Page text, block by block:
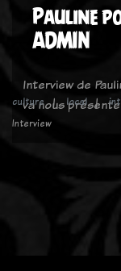
Pauline
ADMIN
Interview de
va nous
culture local
Interview